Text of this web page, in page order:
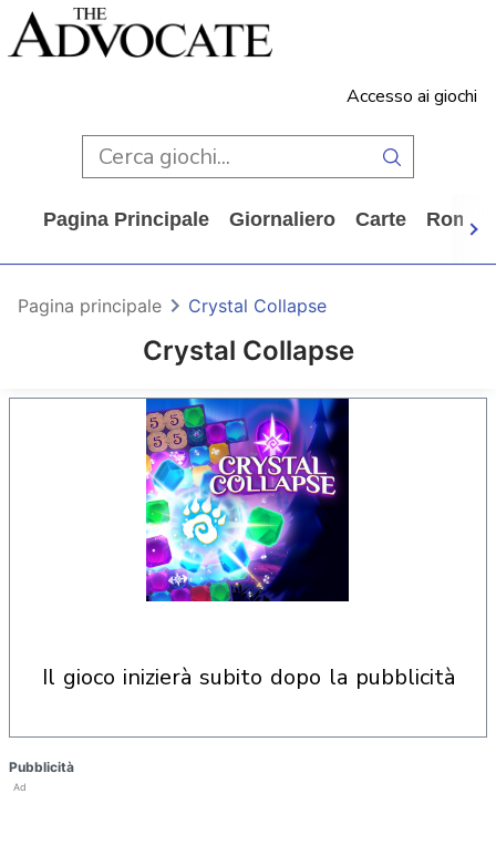
Accesso ai giochi
Pagina Principale Giornaliero Carte
Crystal Collapse
Pagina principale Crystal Collapse
il gioco inizierà subito dopo la pubblicità
Pubblicità
Ad